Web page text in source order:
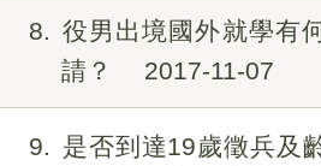
8
役男出境國外就學有
請？
2017-11-07
9
是否到達19歲徵兵及